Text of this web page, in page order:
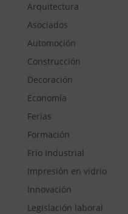
Arquitectura
Asociados
Automoción
Construcción
Decoración
Economía
Ferias
Formación
Frío Industrial
Impresión en vidrio
Innovación
Legislación laboral